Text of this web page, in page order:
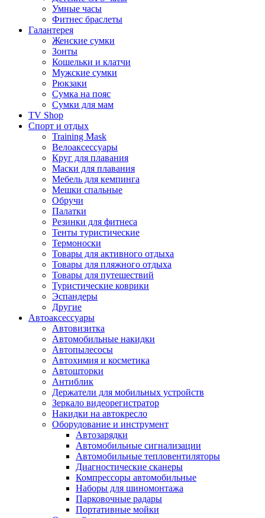
Умные часы
Фитнес браслеты
Галантерея
Женские сумки
Зонты
Кошельки и клатчи
Мужские сумки
Рюкзаки
Сумка на пояс
Сумки для мам
TV Shop
Спорт и отдых
Training Mask
Велоаксессуары
Круг для плавания
Маски для плавания
Мебель для кемпинга
Мешки спальные
Обручи
Палатки
Резинки для фитнеса
Тенты туристические
Термоноски
Товары для активного отдыха
Товары для пляжного отдыха
Товары для путешествий
Туристические коврики
Эспандеры
Другие
Автоаксессуары
Автовизитка
Автомобильные накидки
Автопылесосы
Автохимия и косметика
Автошторки
Антиблик
Держатели для мобильных устройств
Зеркало видеорегистратор
Накидки на автокресло
Оборудование и инструмент
Автозарядки
Автомобильные сигнализации
Автомобильные тепловентиляторы
Диагностические сканеры
Компрессоры автомобильные
Наборы для шиномонтажа
Парковочные радары
Портативные мойки